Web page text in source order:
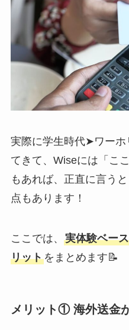
実際に学生時代➤ワー
てきて、Wiseには「こ
もあれば、正直に言う
点もあります！
ここでは、 実体験ベー
リットをまとめます📝
メリット① 海外送金